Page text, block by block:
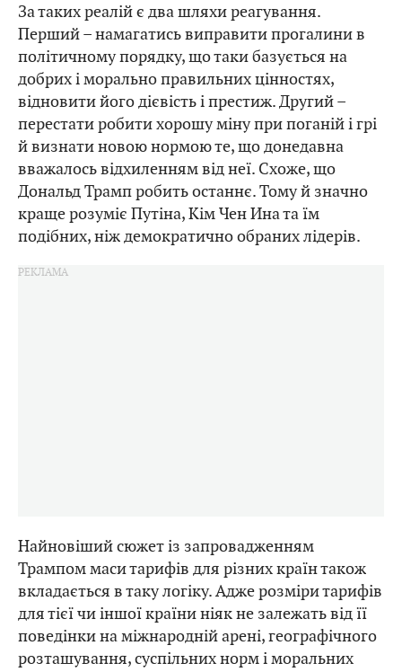
За таких реалій є два шляхи реагування.
Перший – намагатись виправити прогалини в
політичному порядку, що таки базується на
добрих і морально правильних цінностях,
відновити його дієвість і престиж. Другий –
перестати робити хорошу міну при поганій і грі
й визнати новою нормою те, що донедавна
вважалось відхиленням від неї. Схоже, що
Дональд Трамп робить останнє. Тому й значно
краще розуміє Путіна, Кім Чен Ина та їм
подібних, ніж демократично обраних лідерів.
Найновіший сюжет із запровадженням
Трампом маси тарифів для різних країн також
вкладається в таку логіку. Адже розміри тарифів
для тієї чи іншої країни ніяк не залежать від її
поведінки на міжнародній арені, географічного
розташування, суспільних норм і моральних